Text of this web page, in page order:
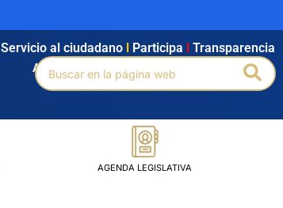
Agendamiento Intranet Búsqueda avanzada
Servicio al ciudadano Participa Transparencia
Buscar
por:
AGENDA LEGISLATIVA